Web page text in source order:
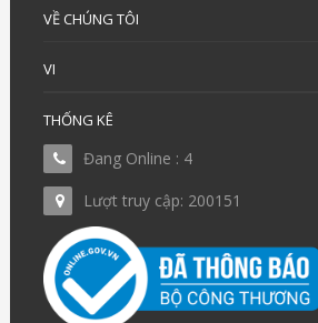
VỀ CHÚNG TÔI
VI
THỐNG KÊ
Đang Online : 4
Lượt truy cập: 200151